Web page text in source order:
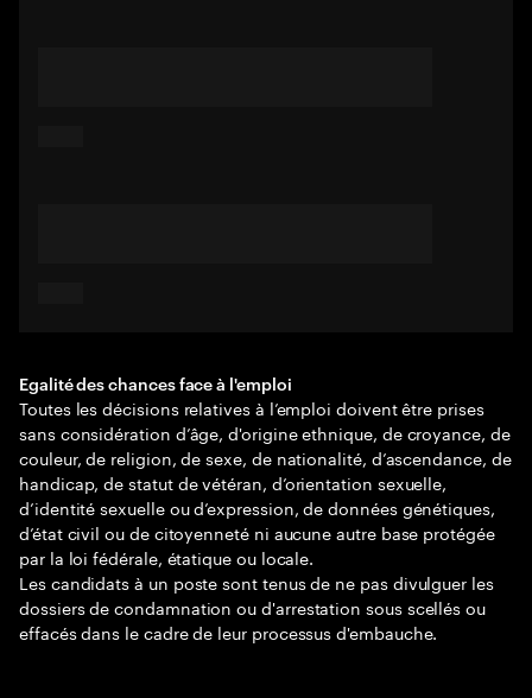
Egalité des chances face à l'emploi
Toutes les décisions relatives à l’emploi doivent être prises
sans considération d’âge, d'origine ethnique, de croyance, de
couleur, de religion, de sexe, de nationalité, d’ascendance, de
handicap, de statut de vétéran, d’orientation sexuelle,
d’identité sexuelle ou d’expression, de données génétiques,
d’état civil ou de citoyenneté ni aucune autre base protégée
par la loi fédérale, étatique ou locale.
Les candidats à un poste sont tenus de ne pas divulguer les
dossiers de condamnation ou d'arrestation sous scellés ou
effacés dans le cadre de leur processus d'embauche.